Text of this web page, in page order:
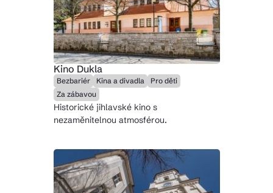
Kino Dukla
Bezbariér Kina a divadla
Pro děti
Za zábavou
Historické jihlavské kino s
nezaměnitelnou atmosférou.